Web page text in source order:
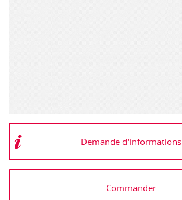
Demande d'informations
Commander